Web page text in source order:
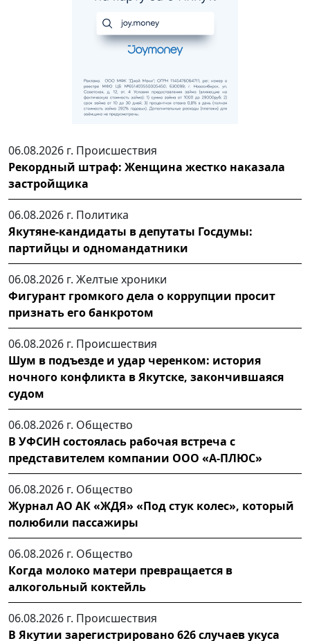
06.08.2026 г. Происшествия
Рекордный штраф: Женщина жестко наказала
застройщика
06.08.2026 г. Политика
Якутяне-кандидаты в депутаты Госдумы:
партийцы и одномандатники
06.08.2026 г. Желтые хроники
Фигурант громкого дела о коррупции просит
признать его банкротом
06.08.2026 г. Происшествия
Шум в подъезде и удар черенком: история
ночного конфликта в Якутске, закончившаяся
судом
06.08.2026 г. Общество
В УФСИН состоялась рабочая встреча с
представителем компании ООО «А-ПЛЮС»
06.08.2026 г. Общество
Журнал АО АК «ЖДЯ» «Под стук колес», который
полюбили пассажиры
06.08.2026 г. Общество
Когда молоко матери превращается в
алкогольный коктейль
06.08.2026 г. Происшествия
В Якутии зарегистрировано 626 случаев укуса